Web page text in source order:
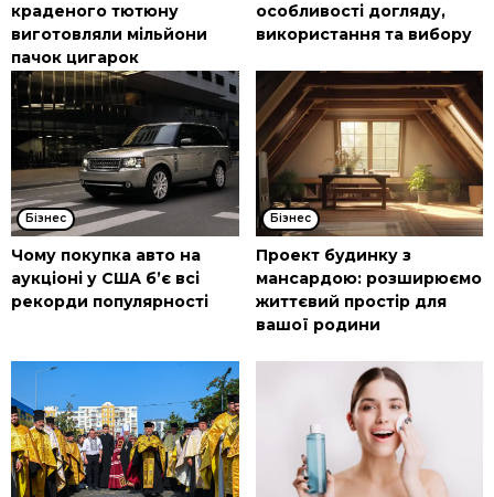
краденого тютюну
виготовляли мільйони
пачок цигарок
особливості догляду,
використання та вибору
Бізнес
Чому покупка авто на
аукціоні у США б’є всі
рекорди популярності
Бізнес
Проект будинку з
мансардою: розширюємо
життєвий простір для
вашої родини